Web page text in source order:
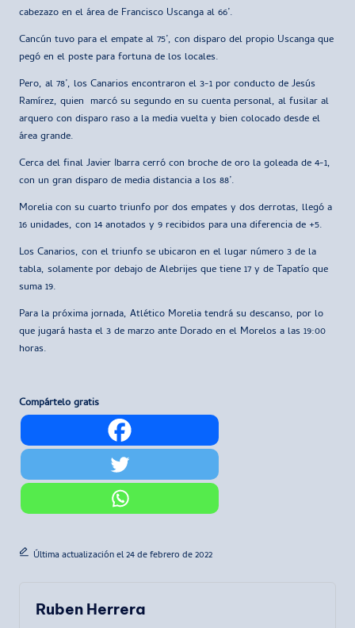
cabezazo en el área de Francisco Uscanga al 66’.
Cancún tuvo para el empate al 75’, con disparo del propio Uscanga que
pegó en el poste para fortuna de los locales.
Pero, al 78’, los Canarios encontraron el 3-1 por conducto de Jesús
Ramírez, quien marcó su segundo en su cuenta personal, al fusilar al
arquero con disparo raso a la media vuelta y bien colocado desde el
área grande.
Cerca del final Javier Ibarra cerró con broche de oro la goleada de 4-1,
con un gran disparo de media distancia a los 88’.
Morelia con su cuarto triunfo por dos empates y dos derrotas, llegó a
16 unidades, con 14 anotados y 9 recibidos para una diferencia de +5.
Los Canarios, con el triunfo se ubicaron en el lugar número 3 de la
tabla, solamente por debajo de Alebrijes que tiene 17 y de Tapatío que
suma 19.
Para la próxima jornada, Atlético Morelia tendrá su descanso, por lo
que jugará hasta el 3 de marzo ante Dorado en el Morelos a las 19:00
horas.
Compártelo gratis
Última actualización el 24 de febrero de 2022
Ruben Herrera